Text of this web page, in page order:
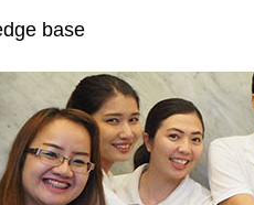
base